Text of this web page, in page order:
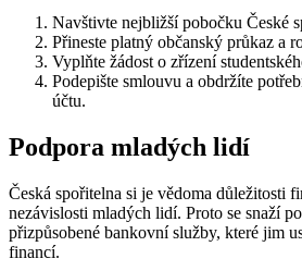
Navštivte nejbližší pobočku České
Přineste platný občanský průkaz a
Vyplňte žádost o zřízení
Podepište smlouvu a obdržíte
účtu.
Podpora mladých lidí
Česká spořitelna si je vědoma důležitosti
nezávislosti mladých lidí. Proto se snaží
přizpůsobené bankovní služby, které jim
financí.